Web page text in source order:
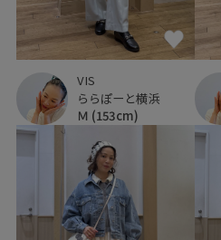
VIS
ららぽーと横浜
Ｍ (153cm)